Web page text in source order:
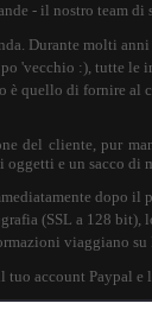
- il nostro team di
Durante molti
'vecchio :), tutte
è quello di fornire
del cliente, pur
e un sacco di
dopo
(SSL a 128
viaggiano su
account Paypal